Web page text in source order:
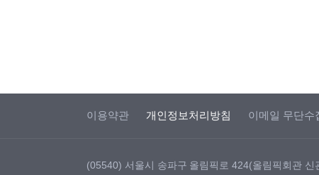
이용약관 개인정보처리방침 이메일 무단수
(05540) 서울시 송파구 올림픽로 424(올림픽회관